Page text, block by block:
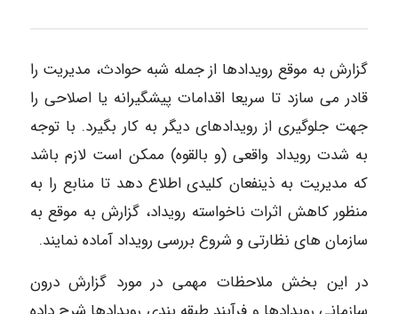
گزارش به موقع رویدادها از جمله شبه حوادث، مدیریت را
قادر می سازد تا سریعا اقدامات پیشگیرانه یا اصلاحی را
جهت جلوگیری از رویدادهای دیگر به کار بگیرد. با توجه
به شدت رویداد واقعی (و بالقوه) ممکن است لازم باشد
که مدیریت به ذینفعان کلیدی اطلاع دهد تا منابع را به
منظور کاهش اثرات ناخواسته رویداد، گزارش به موقع به
سازمان های نظارتی و شروع بررسی رویداد آماده نمایند.
در این بخش ملاحظات مهمی در مورد گزارش درون